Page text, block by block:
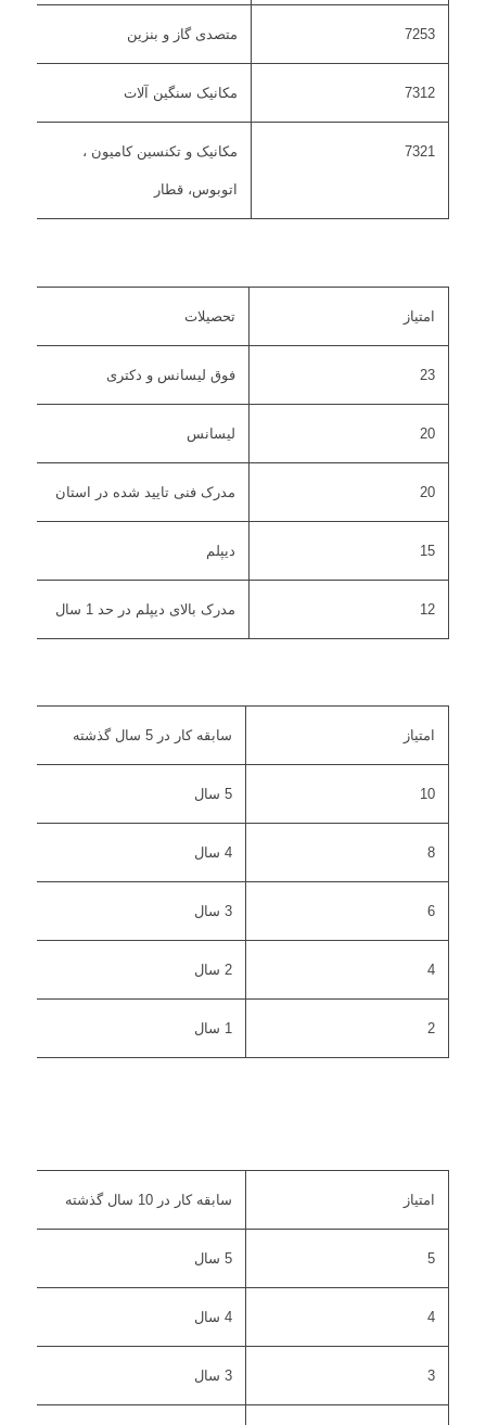
7253 متصدی گاز و بنزین
7312 مکانیک سنگین آلات
7321 مکانیک و تکنسین کامیون ،
اتوبوس، قطار
امتیاز تحصیلات
23 فوق لیسانس و دکتری
20 لیسانس
20 مدرک فنی تایید شده در استان
15 دیپلم
12 مدرک بالای دیپلم در حد 1 سال
امتیاز سابقه کار در 5 سال گذشته
10 5 سال
8 4 سال
6 3 سال
4 2 سال
2 1 سال
امتیاز سابقه کار در 10 سال گذشته
5 5 سال
4 4 سال
3 3 سال